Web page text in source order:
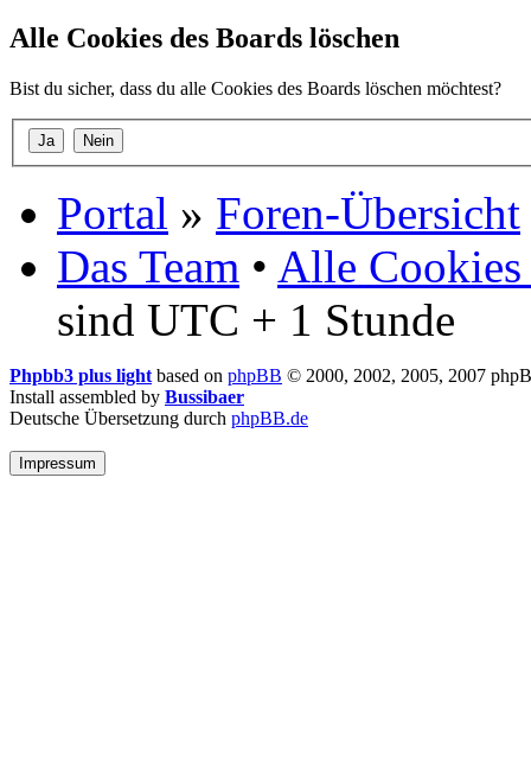
Alle Cookies des Boards löschen
Bist du sicher, dass du alle Cookies des Boards löschen möchtest?
Portal » Foren-Übersicht
Das Team • Alle Cookies
sind UTC + 1 Stunde
Phpbb3 plus light based on phpBB © 2000, 2002, 2005, 2007
Install assembled by Bussibaer
Deutsche Übersetzung durch phpBB.de